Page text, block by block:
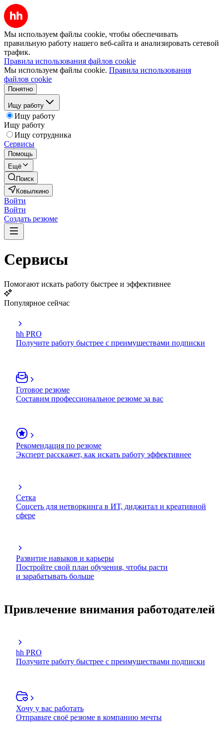
Мы используем файлы cookie, чтобы обеспечивать
правильную работу нашего веб-сайта и анализировать сетевой
трафик.
Правила использования файлов cookie
Мы используем файлы cookie. Правила использования
файлов cookie
Понятно
Ищу работу
Ищу работу
Ищу работу
Ищу сотрудника
Сервисы
Помощь
Ещё
Поиск
Ковылкино
Войти
Войти
Создать резюме
Сервисы
Помогают искать работу быстрее и эффективнее
Популярное сейчас
hh PRO
Получите работу быстрее с преимуществами подписки
Готовое резюме
Составим профессиональное резюме за вас
Рекомендация по резюме
Эксперт расскажет, как искать работу эффективнее
Сетка
Соцсеть для нетворкинга в ИТ, диджитал и креативной
сфере
Развитие навыков и карьеры
Постройте свой план обучения, чтобы расти
и зарабатывать больше
Привлечение внимания работодателей
hh PRO
Получите работу быстрее с преимуществами подписки
Хочу у вас работать
Отправьте своё резюме в компанию мечты